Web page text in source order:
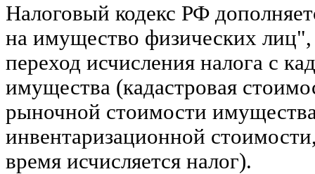
Налоговый кодекс РФ
на имущество физических
переход исчисления налога с
имущества (кадастровая
рыночной стоимости
инвентаризационной
время исчисляется налог).